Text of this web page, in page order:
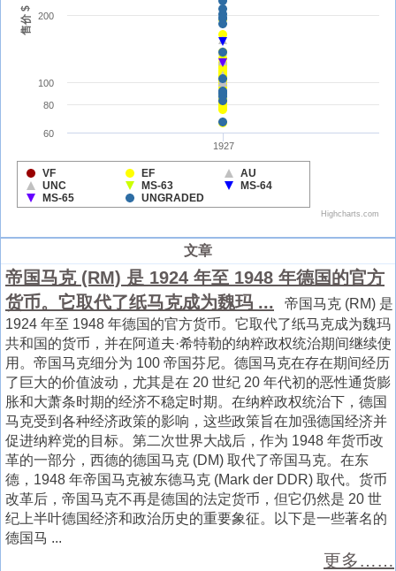
文章
帝国马克 (RM) 是 1924 年至 1948 年德国的官方
货币。它取代了纸马克成为魏玛 ... 帝国马克 (RM) 是
1924 年至 1948 年德国的官方货币。它取代了纸马克成为魏玛
共和国的货币，并在阿道夫·希特勒的纳粹政权统治期间继续使
用。帝国马克细分为 100 帝国芬尼。德国马克在存在期间经历
了巨大的价值波动，尤其是在 20 世纪 20 年代初的恶性通货膨
胀和大萧条时期的经济不稳定时期。在纳粹政权统治下，德国
马克受到各种经济政策的影响，这些政策旨在加强德国经济并
促进纳粹党的目标。第二次世界大战后，作为 1948 年货币改
革的一部分，西德的德国马克 (DM) 取代了帝国马克。在东
德，1948 年帝国马克被东德马克 (Mark der DDR) 取代。货币
改革后，帝国马克不再是德国的法定货币，但它仍然是 20 世
纪上半叶德国经济和政治历史的重要象征。以下是一些著名的
德国马 ...
更多……